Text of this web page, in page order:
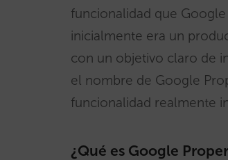
funcionalidad que
inicialmente era un
con un objetivo claro de
el nombre de Google
funcionalidad realmente
¿Qué es Google